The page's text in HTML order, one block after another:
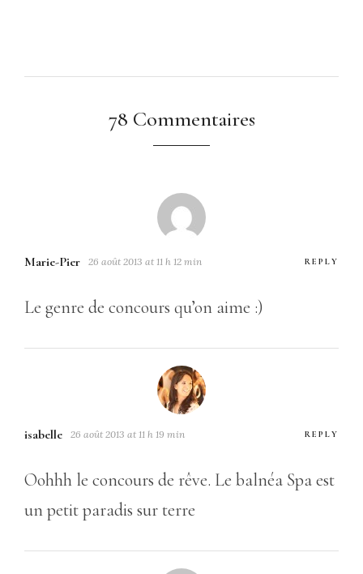
78 Commentaires
Marie-Pier 26 août 2013 at 11 h 12 min REPLY
Le genre de concours qu’on aime :)
isabelle 26 août 2013 at 11 h 19 min REPLY
Oohhh le concours de rêve. Le balnéa Spa est
un petit paradis sur terre